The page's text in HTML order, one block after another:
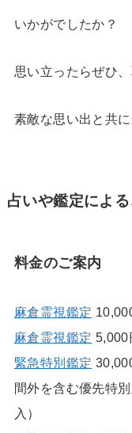
いかがでしたか？
思い立ったらぜひ
素敵な思い出と共
占いや鑑定によ
料金のご案内
麻倉霊視鑑定
麻倉霊視鑑定 5,000
緊急特別鑑定
間外を含む優先特
入）